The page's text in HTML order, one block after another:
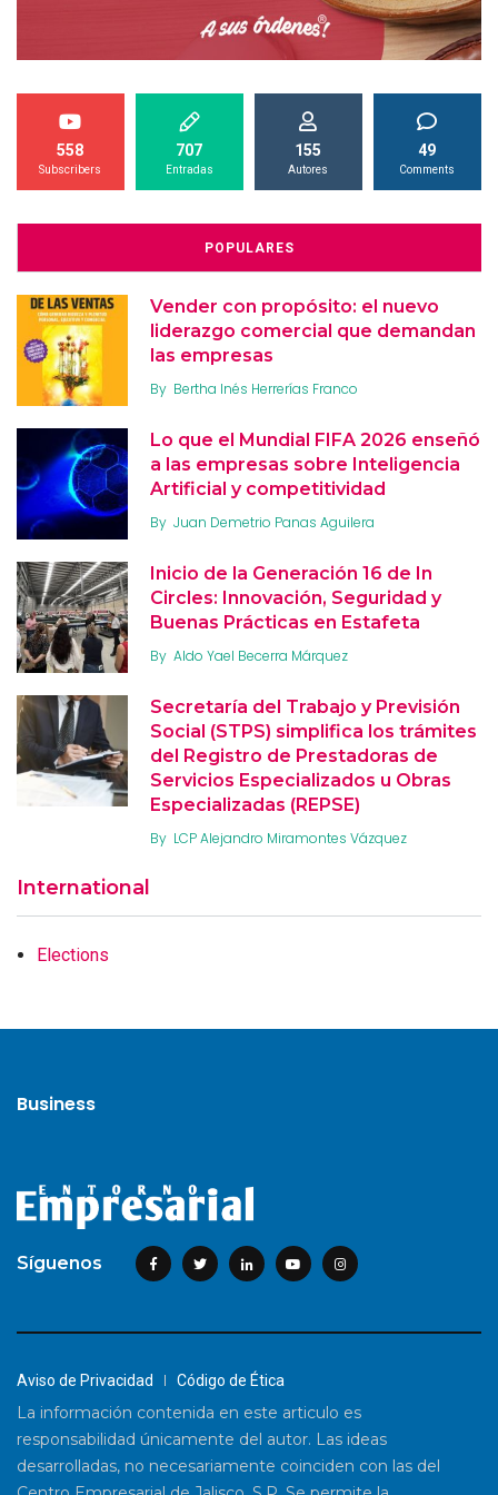
558
Subscribers
707
Entradas
155
Autores
49
Comments
POPULARES
Vender con propósito: el nuevo
liderazgo comercial que demandan
las empresas
By Bertha Inés Herrerías Franco
Lo que el Mundial FIFA 2026 enseñó
a las empresas sobre Inteligencia
Artificial y competitividad
By Juan Demetrio Panas Aguilera
Inicio de la Generación 16 de In
Circles: Innovación, Seguridad y
Buenas Prácticas en Estafeta
By Aldo Yael Becerra Márquez
Secretaría del Trabajo y Previsión
Social (STPS) simplifica los trámites
del Registro de Prestadoras de
Servicios Especializados u Obras
Especializadas (REPSE)
By LCP Alejandro Miramontes Vázquez
International
Elections
Business
Síguenos
Aviso de Privacidad Código de Ética
La información contenida en este articulo es
responsabilidad únicamente del autor. Las ideas
desarrolladas, no necesariamente coinciden con las del